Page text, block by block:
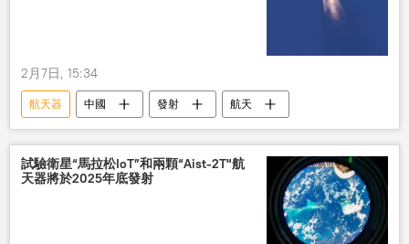
2月7日, 15:34
航天器 中國 發射 航天
試驗衛星“馬拉松IoT”和兩顆“Aist-2T"航
天器將於2025年底發射